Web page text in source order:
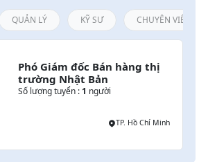
QUẢN LÝ KỸ SƯ CHUYÊN VIÊN /
Phó Giám đốc Bán hàng thị
trường Nhật Bản
Số lượng tuyển : 1 người
TP. Hồ Chí Minh